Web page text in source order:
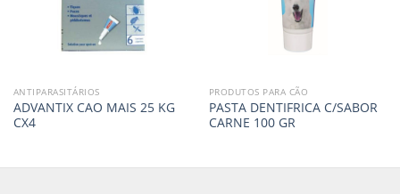
ANTIPARASITÁRIOS
ADVANTIX CAO MAIS 25 KG
CX4
PRODUTOS PARA CÃO
PASTA DENTIFRICA C/SABOR
CARNE 100 GR